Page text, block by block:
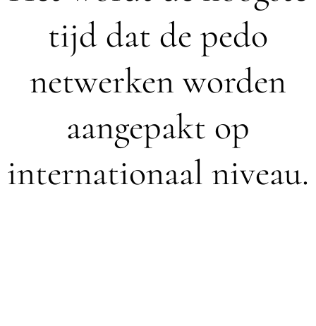
tijd dat de pedo
netwerken worden
aangepakt op
internationaal niveau.